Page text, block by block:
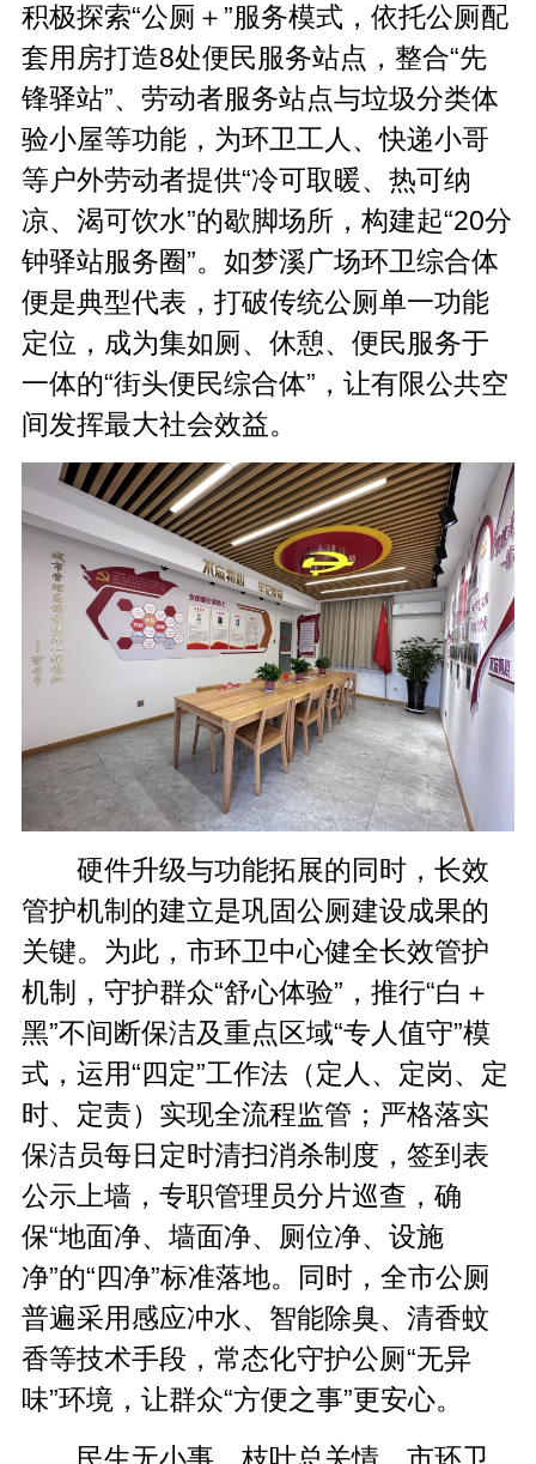
积极探索“公厕 ＋”服务模式，依托公厕配
套用房打造8处便民服务站点，整合“先
锋驿站”、劳动者服务站点与垃圾分类体
验小屋等功能，为环卫工人、快递小哥
等户外劳动者提供“冷可取暖、热可纳
凉、渴可饮水”的歇脚场所，构建起“20分
钟驿站服务圈”。如梦溪广场环卫综合体
便是典型代表，打破传统公厕单一功能
定位，成为集如厕、休憩、便民服务于
一体的“街头便民综合体” ，让有限公共空
间发挥最大社会效益。
硬件升级与功能拓展的同时，长效
管护机制的建立是巩固公厕建设成果的
关键。为此，市环卫中心健全长效管护
机制，守护群众“舒心体验” ，推行“白 ＋
黑”不间断保洁及重点区域“专人值守”模
式，运用“四定”工作法（定人、定岗、定
时、定责）实现全流程监管；严格落实
保洁员每日定时清扫消杀制度，签到表
公示上墙，专职管理员分片巡查，确
保“地面净、墙面净、厕位净、设施
净”的“四净”标准落地。同时，全市公厕
普遍采用感应冲水、智能除臭、清香蚊
香等技术手段，常态化守护公厕“无异
味”环境，让群众“方便之事”更安心。